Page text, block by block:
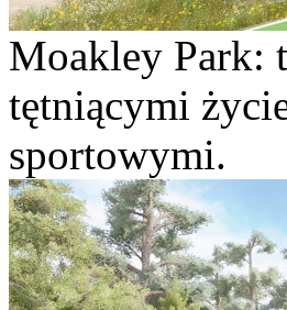
Moakley Park:
tętniącymi
sportowymi.